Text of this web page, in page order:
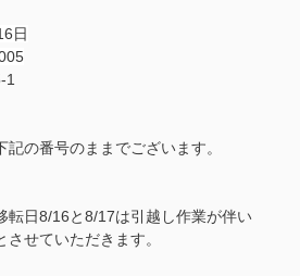
日
1
の番号のままでございます。
転日8/16と8/17は引越し作業が伴い
せていただきます。